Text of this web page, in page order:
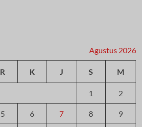
Agustus 2026
R K J S M
1 2
5 6 7 8 9